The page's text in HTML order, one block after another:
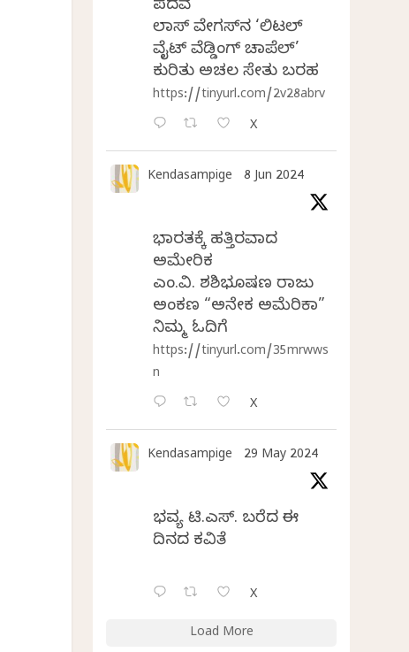
ಪದವೆ
ಲಾಸ್‌ ವೇಗಸ್‌ನ ‘ಲಿಟಲ್
ವೈಟ್ ವೆಡ್ಡಿಂಗ್ ಚಾಪೆಲ್’
ಕುರಿತು ಅಚಲ ಸೇತು ಬರಹ
https://tinyurl.com/2v28abrv
X
Kendasampige 8 Jun 2024
ಭಾರತಕ್ಕೆ ಹತ್ತಿರವಾದ
ಅಮೇರಿಕ
ಎಂ.ವಿ. ಶಶಿಭೂಷಣ ರಾಜು
ಅಂಕಣ “ಅನೇಕ ಅಮೆರಿಕಾ”
ನಿಮ್ಮ ಓದಿಗೆ
https://tinyurl.com/35mrwws
n
X
Kendasampige 29 May 2024
ಭವ್ಯ ಟಿ.ಎಸ್. ಬರೆದ ಈ
ದಿನದ ಕವಿತೆ
X
Load More